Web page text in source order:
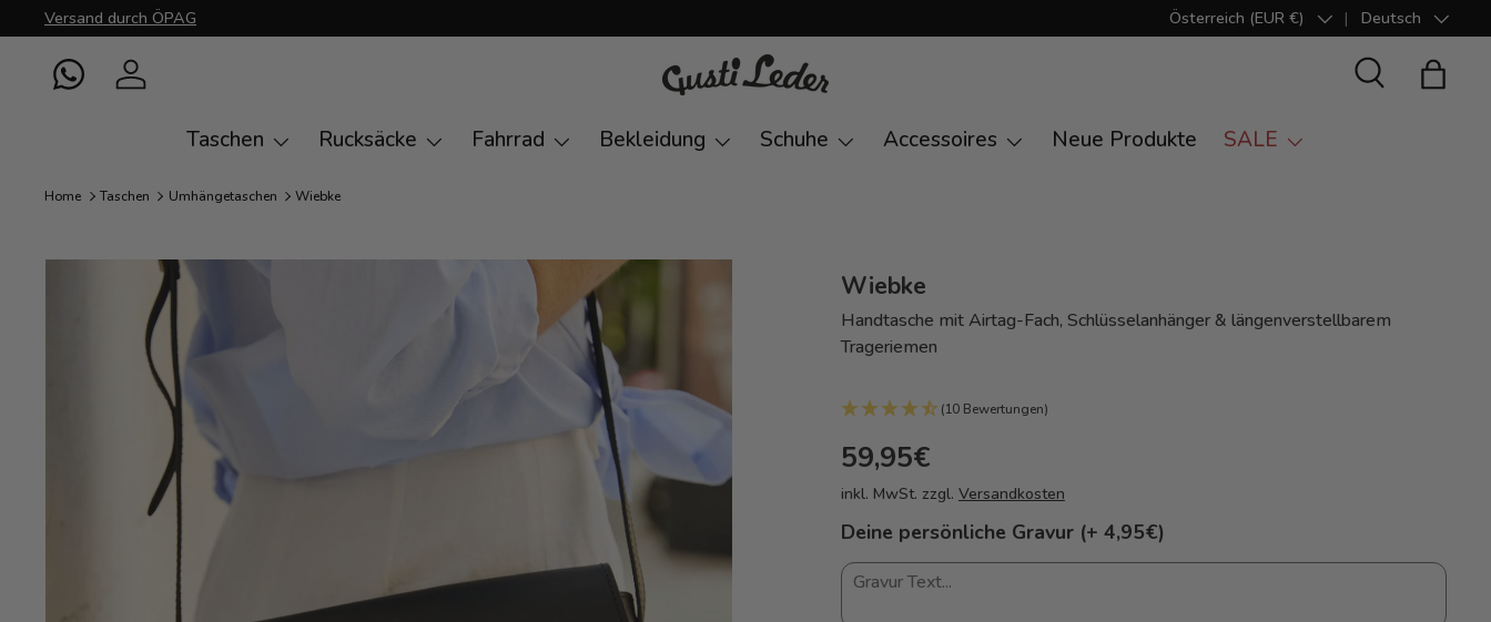
Direkt zum Inhalt
Versand durch ÖPAG Land/Region
Österreich (EUR €) SpracheDeutsch
WhatsAppEinloggen Suche
Taschen Rucksäcke Fahrrad Bekleidung Schuhe Accessoires Neue Produkte SALE
Home Taschen Umhängetaschen Wiebke
Wiebke
Handtasche mit Airtag-Fach, Schlüsselanhänger & längenverstellbarem
Trageriemen
(10 Bewertungen)
59,95€
inkl. MwSt. zzgl. Versandkosten
Deine persönliche Gravur (+ 4,95€)